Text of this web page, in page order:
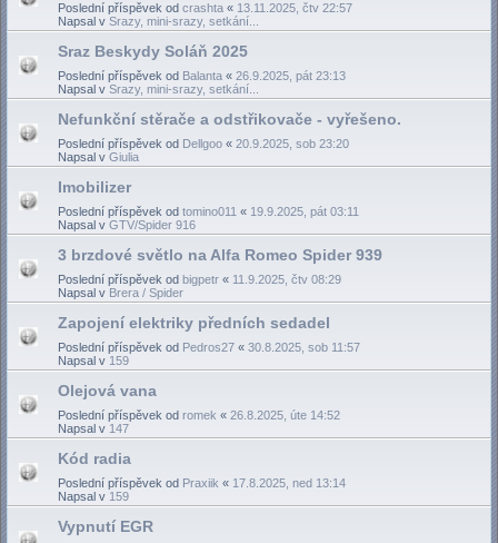
Poslední příspěvek od crashta « 13.11.2025, čtv 22:57
Napsal v Srazy, mini-srazy, setkání...
Sraz Beskydy Soláň 2025
Poslední příspěvek od Balanta « 26.9.2025, pát 23:13
Napsal v Srazy, mini-srazy, setkání...
Nefunkční stěrače a odstřikovače - vyřešeno.
Poslední příspěvek od Dellgoo « 20.9.2025, sob 23:20
Napsal v Giulia
Imobilizer
Poslední příspěvek od tomino011 « 19.9.2025, pát 03:11
Napsal v GTV/Spider 916
3 brzdové světlo na Alfa Romeo Spider 939
Poslední příspěvek od bigpetr « 11.9.2025, čtv 08:29
Napsal v Brera / Spider
Zapojení elektriky předních sedadel
Poslední příspěvek od Pedros27 « 30.8.2025, sob 11:57
Napsal v 159
Olejová vana
Poslední příspěvek od romek « 26.8.2025, úte 14:52
Napsal v 147
Kód radia
Poslední příspěvek od Praxiik « 17.8.2025, ned 13:14
Napsal v 159
Vypnutí EGR